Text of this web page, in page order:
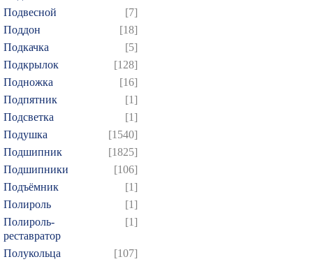
Подвесной
[7]
Поддон
[18]
Подкачка
[5]
Подкрылок
[128]
Подножка
[16]
Подпятник
[1]
Подсветка
[1]
Подушка
[1540]
Подшипник
[1825]
Подшипники
[106]
Подъёмник
[1]
Полироль
[1]
Полироль-
реставратор
[1]
Полукольца
[107]